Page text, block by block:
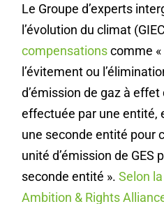
Le Groupe d’experts
l’évolution du climat
compensationscomme
l’évitement ou
d’émission de gaz à effet
effectuée par une entité,
une seconde entité pour
unité d’émission de GES
seconde entité ».Selon
Ambition & Rights